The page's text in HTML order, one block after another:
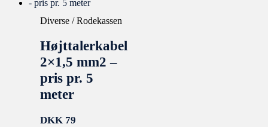
Diverse / Rodekassen
Højttalerkabel
2×1,5 mm2 –
pris pr. 5
meter
DKK79